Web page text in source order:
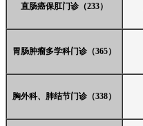
直肠癌保肛门诊（233）
胃肠肿瘤多学科门诊（365）
胸外科、肺结节门诊（338）